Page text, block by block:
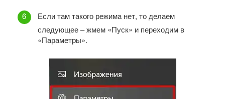
Если там такого режима нет, то делаем
следующее – жмем «Пуск» и переходим в
«Параметры».